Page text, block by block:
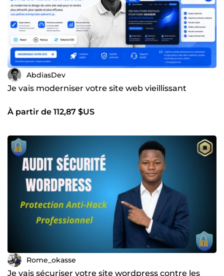
AbdiasDev
Je vais moderniser votre site web vieillissant
À partir de 112,87 $US
Rome_okasse
Je vais sécuriser votre site wordpress contre les